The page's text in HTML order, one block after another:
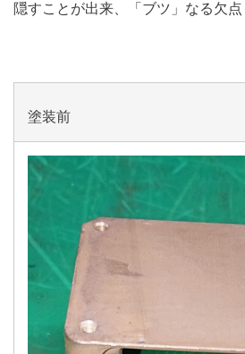
隠すことが出来、「ブツ」なる欠点
塗装前